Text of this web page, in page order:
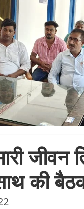
जीवन
की